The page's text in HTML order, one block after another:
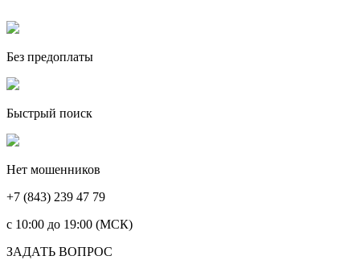
Без предоплаты
Быстрый поиск
Нет мошенников
+7 (843) 239 47 79
c 10:00 до 19:00 (МСК)
ЗАДАТЬ ВОПРОС